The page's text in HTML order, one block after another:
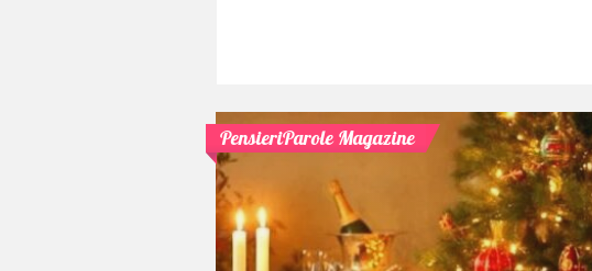
PensieriParole Magazine